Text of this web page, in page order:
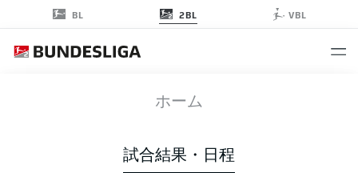
BL 2BL VBL
ホーム
試合結果・日程
SVD SGD